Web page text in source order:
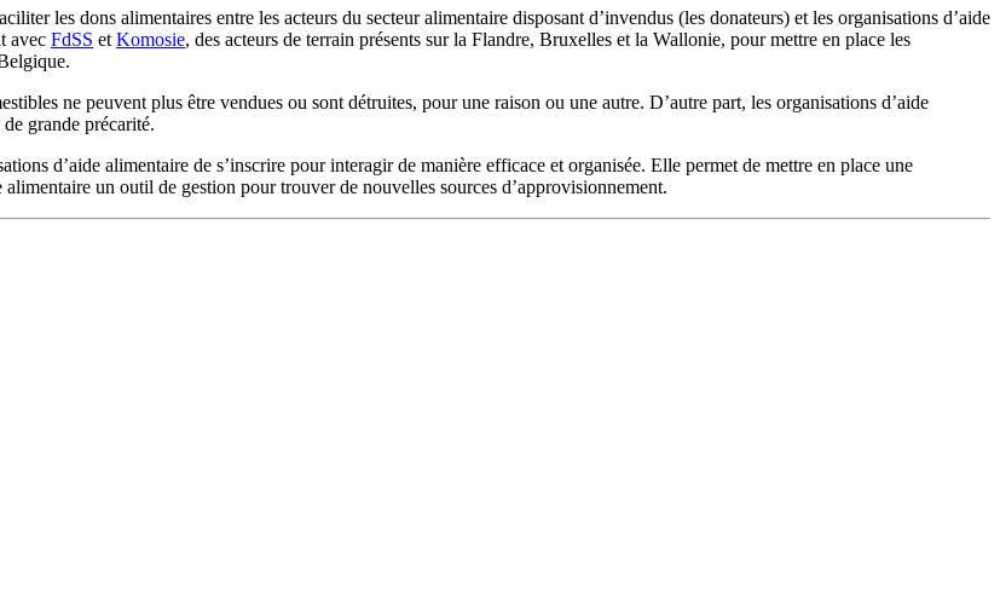
les dons alimentaires entre les acteurs du secteur alimentaire disposant d’invendus (les donateurs) et les organisations d’aide
avec FdSS et Komosie, des acteurs de terrain présents sur la Flandre, Bruxelles et la Wallonie, pour mettre en place les
ne peuvent plus être vendues ou sont détruites, pour une raison ou une autre. D’autre part, les organisations d’aide
grande précarité.
d’aide alimentaire de s’inscrire pour interagir de manière efficace et organisée. Elle permet de mettre en place une
un outil de gestion pour trouver de nouvelles sources d’approvisionnement.